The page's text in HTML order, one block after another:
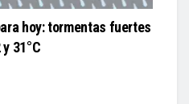
hoy: tormentas fuertes
31°C